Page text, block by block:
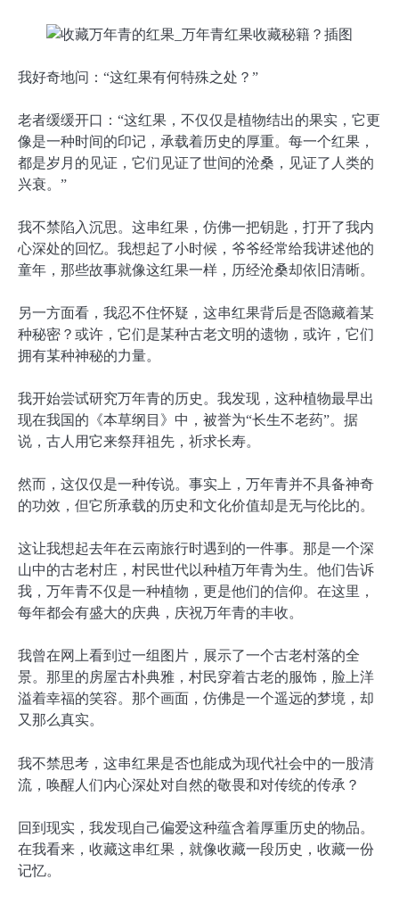
我好奇地问：“这红果有何特殊之处？”
老者缓缓开口：“这红果，不仅仅是植物结出的果实，它更
像是一种时间的印记，承载着历史的厚重。每一个红果，
都是岁月的见证，它们见证了世间的沧桑，见证了人类的
兴衰。”
我不禁陷入沉思。这串红果，仿佛一把钥匙，打开了我内
心深处的回忆。我想起了小时候，爷爷经常给我讲述他的
童年，那些故事就像这红果一样，历经沧桑却依旧清晰。
另一方面看，我忍不住怀疑，这串红果背后是否隐藏着某
种秘密？或许，它们是某种古老文明的遗物，或许，它们
拥有某种神秘的力量。
我开始尝试研究万年青的历史。我发现，这种植物最早出
现在我国的《本草纲目》中，被誉为“长生不老药”。据
说，古人用它来祭拜祖先，祈求长寿。
然而，这仅仅是一种传说。事实上，万年青并不具备神奇
的功效，但它所承载的历史和文化价值却是无与伦比的。
这让我想起去年在云南旅行时遇到的一件事。那是一个深
山中的古老村庄，村民世代以种植万年青为生。他们告诉
我，万年青不仅是一种植物，更是他们的信仰。在这里，
每年都会有盛大的庆典，庆祝万年青的丰收。
我曾在网上看到过一组图片，展示了一个古老村落的全
景。那里的房屋古朴典雅，村民穿着古老的服饰，脸上洋
溢着幸福的笑容。那个画面，仿佛是一个遥远的梦境，却
又那么真实。
我不禁思考，这串红果是否也能成为现代社会中的一股清
流，唤醒人们内心深处对自然的敬畏和对传统的传承？
回到现实，我发现自己偏爱这种蕴含着厚重历史的物品。
在我看来，收藏这串红果，就像收藏一段历史，收藏一份
记忆。